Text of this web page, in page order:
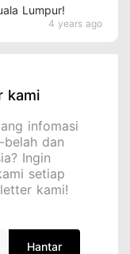
4 years ago
Lumpur!
kami
infomasi
belah dan
Ingin
setiap
kami!
Hantar